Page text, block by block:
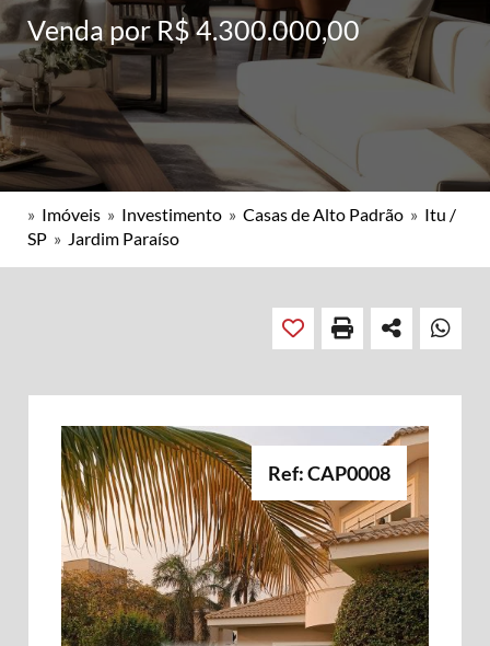
Venda por R$ 4.300.000,00
» Imóveis » Investimento » Casas de Alto Padrão » Itu /
SP » Jardim Paraíso
Ref: CAP0008